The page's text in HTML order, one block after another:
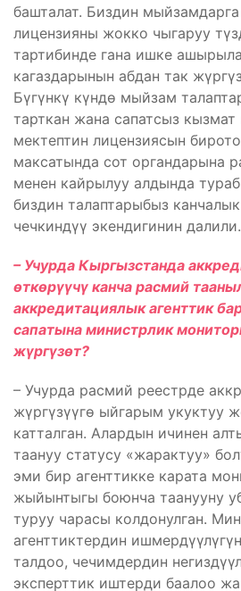
башталат. Биздин
лицензияны жокко чыгаруу
тартибинде гана ишке
кагаздарынын абдан так
Бүгүнкү күндө мыйзам
тарткан жана сапатсыз кызмат
мектептин лицензиясын
максатында сот органдарына
менен кайрылуу алдында
биздин талаптарыбыз
чечкиндүү экендигинин далили.
– Учурда Кыргызстанда
өткөрүүчү канча расмий
аккредитациялык агенттик
сапатына министрлик
жүргүзөт?
– Учурда расмий реестрде
жүргүзүүгө ыйгарым укуктуу
катталган. Алардын ичинен
таануу статусу «жарактуу»
эми бир агенттикке карата
жыйынтыгы боюнча таанууну
туруу чарасы колдонулган.
агенттиктердин
талдоо, чечимдердин
эксперттик иштерди баалоо